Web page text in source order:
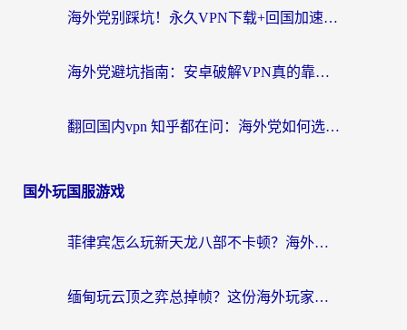
海外党别踩坑！永久VPN下载+回国加速器选择指南，无缝刷国内剧游戏支付
海外党避坑指南：安卓破解VPN真的靠谱吗？教你选对回国加速器无缝刷国内资源
翻回国内vpn 知乎都在问：海外党如何选对加速器，无缝刷剧打游戏？
国外玩国服游戏
菲律宾怎么玩新天龙八部不卡顿？海外党国服游戏加速器终极指南（附欧洲国外玩家实测）
缅甸玩云顶之弈总掉帧？这份海外玩家专属加速器攻略帮你上分